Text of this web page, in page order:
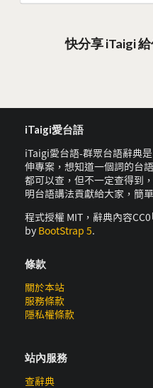
快分享 iTaigi
iTaigi愛台語
iTaigi愛台語-群眾台語辭典是
伸專案，想知道一個詞的台
都可以查，但不一定查得到
明台語講法貢獻給大家，簡
程式授權 MIT，辭典內容
by BootStrap 5.
條款
關於本站
服務條款
隱私權條款
站內服務
查辭典